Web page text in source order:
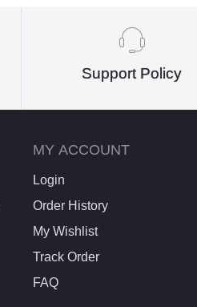
Support Policy
MY ACCOUNT
Login
Order History
My Wishlist
Track Order
FAQ